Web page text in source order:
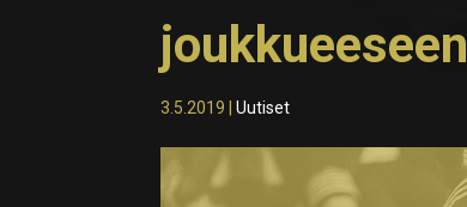
joukkueeseen
3.5.2019 |Uutiset